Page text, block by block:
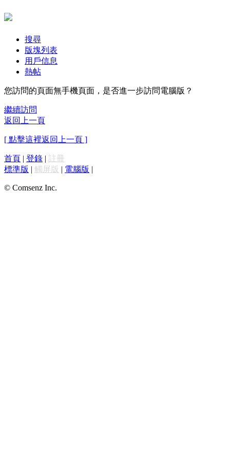
搜尋
版塊列表
用戶信息
熱帖
您訪問的頁面無手機頁面，是否進一步訪問電腦版？
繼續訪問
返回上一頁
[ 點擊這裡返回上一頁 ]
首頁 | 登錄 | 註冊
標準版 | 觸屏版 | 電腦版 |
© Comsenz Inc.